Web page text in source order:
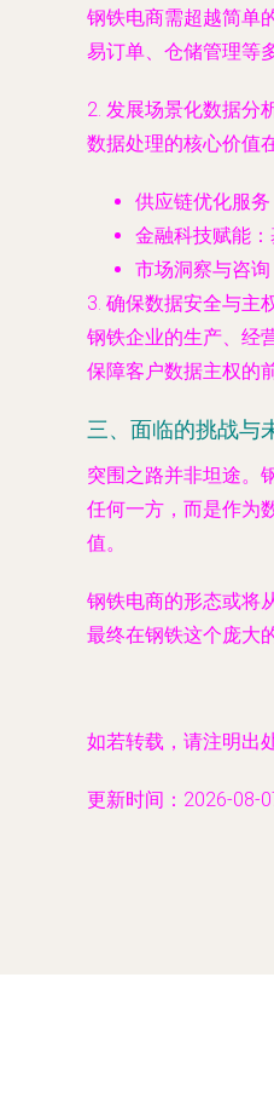
钢铁电商需超越简单
易订单、仓储管理等
2. 发展场景化数据分
数据处理的核心价值
供应链优化服务
金融科技赋能
市场洞察与咨询
3. 确保数据安全与主
钢铁企业的生产、经
保障客户数据主权的
三、面临的挑战与
突围之路并非坦途。
任何一方，而是作为
值。
钢铁电商的形态或将
最终在钢铁这个庞大
如若转载，请注明出
更新时间：2026-08-